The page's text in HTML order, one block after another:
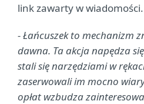
link zawarty w wiadomości.
- Łańcuszek to mechanizm
dawna. Ta akcja napędza
stali się narzędziami w
zaserwowali im mocno
opłat wzbudza